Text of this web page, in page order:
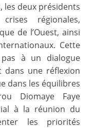
les deux présidents
régionales,
de l’Ouest, ainsi
Cette
à un dialogue
dans une réflexion
dans les équilibres
Diomaye Faye
à la réunion du
les priorités